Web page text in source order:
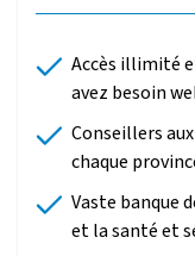
Accès illimité
avez besoin
Conseillers
chaque
Vaste banque
et la santé et